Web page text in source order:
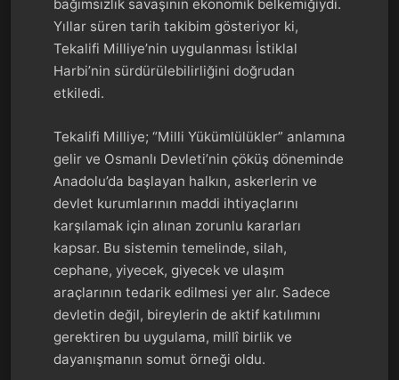
bağımsızlık savaşının ekonomik belkemiğiydi.
Yıllar süren tarih takibim gösteriyor ki,
Tekalifi Milliye’nin uygulanması İstiklal
Harbi’nin sürdürülebilirliğini doğrudan
etkiledi.
Tekalifi Milliye; “Milli Yükümlülükler” anlamına
gelir ve Osmanlı Devleti’nin çöküş döneminde
Anadolu’da başlayan halkın, askerlerin ve
devlet kurumlarının maddi ihtiyaçlarını
karşılamak için alınan zorunlu kararları
kapsar. Bu sistemin temelinde, silah,
cephane, yiyecek, giyecek ve ulaşım
araçlarının tedarik edilmesi yer alır. Sadece
devletin değil, bireylerin de aktif katılımını
gerektiren bu uygulama, millî birlik ve
dayanışmanın somut örneği oldu.